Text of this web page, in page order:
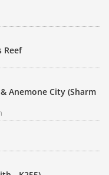
Reef
Anemone City (Sharm